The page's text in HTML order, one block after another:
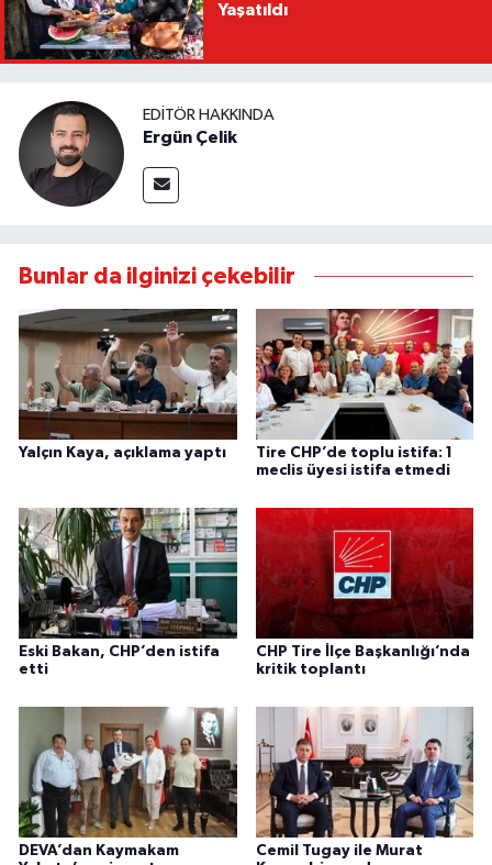
Yaşatıldı
EDITÖR HAKKINDA
Ergün Çelik
Bunlar da ilginizi çekebilir
Yalçın Kaya, açıklama yaptı
Tire CHP’de toplu istifa: 1
meclis üyesi istifa etmedi
Eski Bakan, CHP’den istifa
etti
CHP Tire İlçe Başkanlığı’nda
kritik toplantı
DEVA’dan Kaymakam
Cemil Tugay ile Murat